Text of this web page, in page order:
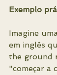
Exemplo
Imagine
em inglês
the ground
"começar a